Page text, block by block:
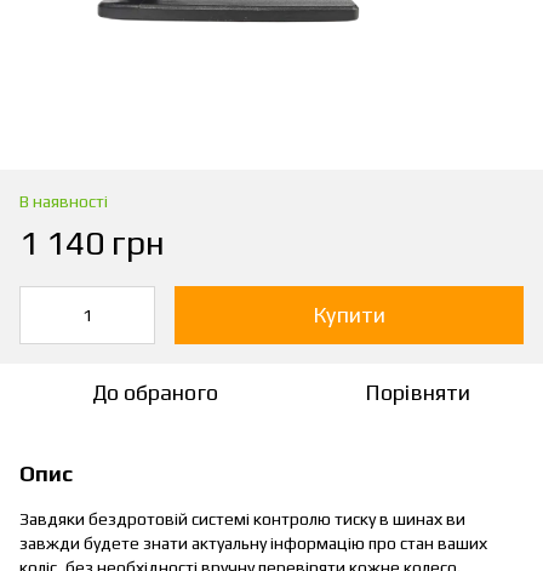
В наявності
1 140 грн
Купити
До обраного Порівняти
Опис
Завдяки бездротовій системі контролю тиску в шинах ви
завжди будете знати актуальну інформацію про стан ваших
коліс, без необхідності вручну перевіряти кожне колесо.